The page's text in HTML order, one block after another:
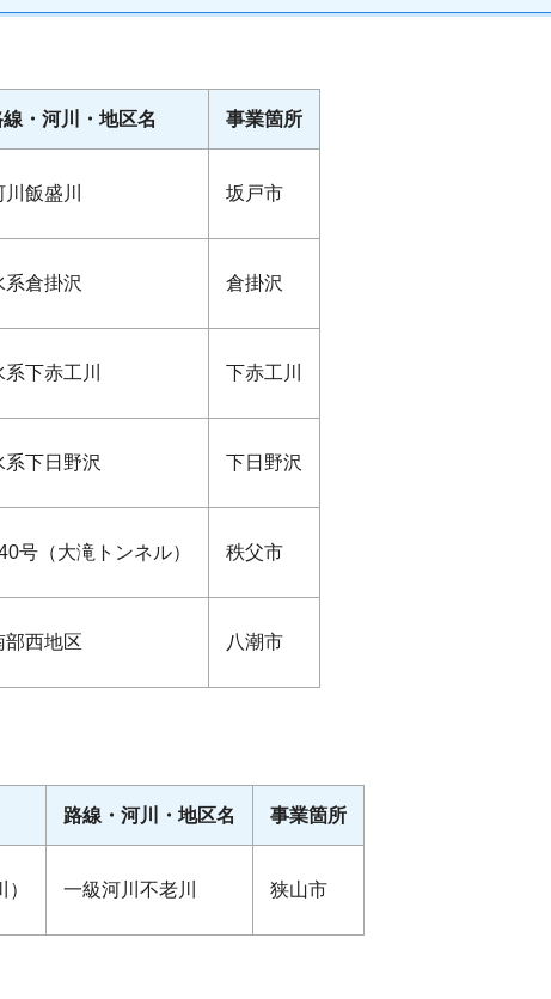
線・河川・地区名 事業箇所
飯盛川 坂戸市
系倉掛沢 倉掛沢
下赤工川 下赤工川
系下日野沢 下日野沢
号 （大滝トンネル） 秩父市
部西地区 八潮市
路線・河川・地区名 事業箇所
一級河川不老川 狭山市